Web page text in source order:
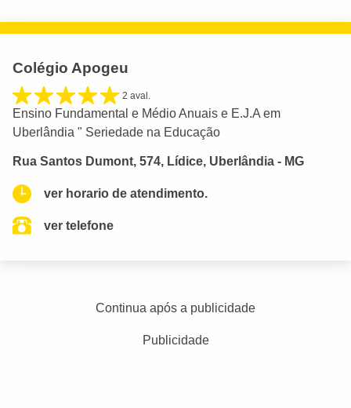
Colégio Apogeu
2 aval.
Ensino Fundamental e Médio Anuais e E.J.A em
Uberlândia " Seriedade na Educação
Rua Santos Dumont, 574, Lídice, Uberlândia - MG
ver horario de atendimento.
ver telefone
Continua após a publicidade
Publicidade